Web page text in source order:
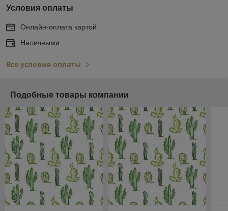
Условия оплаты
Онлайн-оплата картой
Наличными
Все условия оплаты
Подобные товары компании